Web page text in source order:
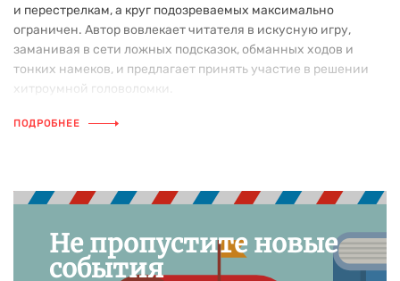
и перестрелкам, а круг подозреваемых максимально
ограничен. Автор вовлекает читателя в искусную игру,
заманивая в сети ложных подсказок, обманных ходов и
тонких намеков, и предлагает принять участие в решении
хитроумной головоломки.
ПОДРОБНЕЕ
Не пропустите новые
события